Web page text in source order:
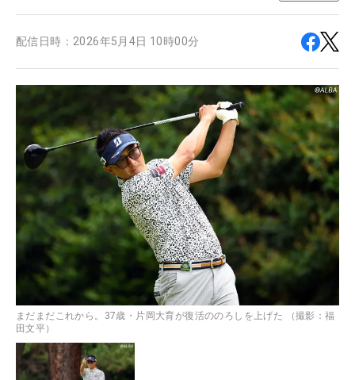
配信日時： 2026年5月4日 10時00分
まだまだこれから。37歳・片岡大育が復活ののろしを上げた （撮影：福
田文平）